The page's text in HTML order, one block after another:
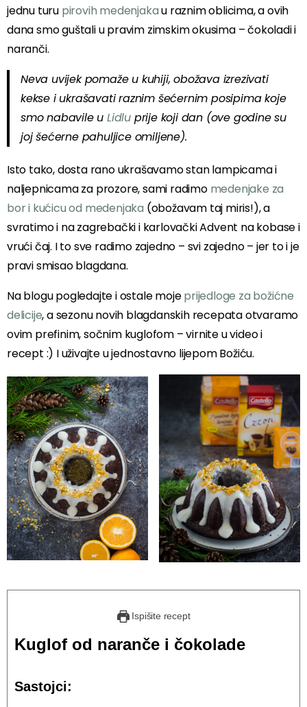
jednu turu pirovih medenjakau raznim oblicima, a ovih
dana smo guštali u pravim zimskim okusima – čokoladi i
naranči.
Neva uvijek pomaže u kuhiji, obožava izrezivati
kekse i ukrašavati raznim šećernim posipima koje
smo nabavile uLidlu prije koji dan (ove godine su
joj šećerne pahuljice omiljene).
Isto tako, dosta rano ukrašavamo stan lampicama i
naljepnicama za prozore, sami radimo medenjake za
bor i kućicu od medenjaka (obožavam taj miris!), a
svratimo i na zagrebački i karlovački Advent na kobase i
vrući čaj. I to sve radimo zajedno – svi zajedno – jer to i je
pravi smisao blagdana.
Na blogu pogledajte i ostale mojeprijedloge za božićne
delicije, a sezonu novih blagdanskih recepata otvaramo
ovim prefinim, sočnim kuglofom – virnite u video i
recept :) I uživajte u jednostavno lijepom Božiću.
Ispišite recept
Kuglof od naranče i čokolade
Sastojci: